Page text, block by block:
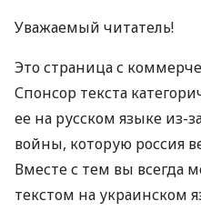
Уважаемый читатель!
Это страница с
Спонсор текста
ее на русском языке из-
войны, которую россия
Вместе с тем вы всегда
текстом на украинском